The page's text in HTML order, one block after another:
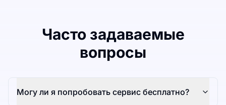
Часто задаваемые
вопросы
Могу ли я попробовать сервис бесплатно?